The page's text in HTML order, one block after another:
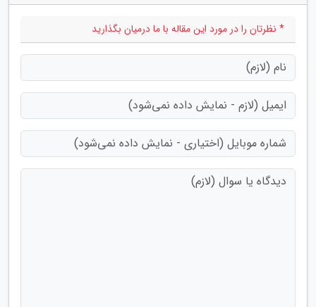
* نظرتان را در مورد این مقاله با ما درمیان بگذارید